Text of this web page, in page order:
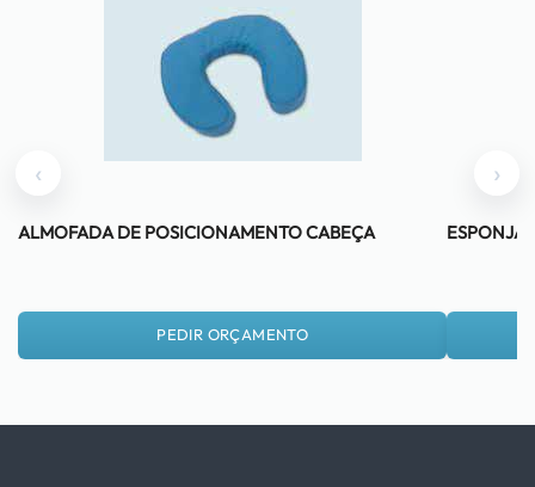
ALMOFADA DE POSICIONAMENTO CABEÇA
PEDIR ORÇAMENTO
ESPONJA
‹ ›